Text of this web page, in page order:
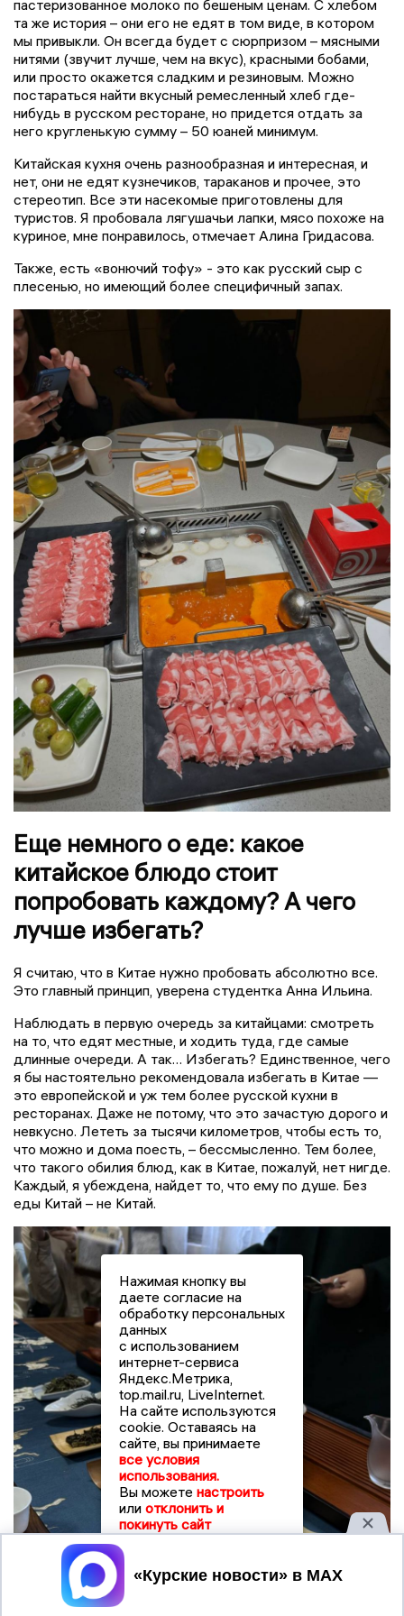
пастеризованное молоко по бешеным ценам. С хлебом
та же история – они его не едят в том виде, в котором
мы привыкли. Он всегда будет с сюрпризом – мясными
нитями (звучит лучше, чем на вкус), красными бобами,
или просто окажется сладким и резиновым. Можно
постараться найти вкусный ремесленный хлеб где-
нибудь в русском ресторане, но придется отдать за
него кругленькую сумму – 50 юаней минимум.
Китайская кухня очень разнообразная и интересная, и
нет, они не едят кузнечиков, тараканов и прочее, это
стереотип. Все эти насекомые приготовлены для
туристов. Я пробовала лягушачьи лапки, мясо похоже на
куриное, мне понравилось, отмечает Алина Гридасова.
Также, есть «вонючий тофу» - это как русский сыр с
плесенью, но имеющий более специфичный запах.
Еще немного о еде: какое
китайское блюдо стоит
попробовать каждому? А чего
лучше избегать?
Я считаю, что в Китае нужно пробовать абсолютно все.
Это главный принцип, уверена студентка Анна Ильина.
Наблюдать в первую очередь за китайцами: смотреть
на то, что едят местные, и ходить туда, где самые
длинные очереди. А так… Избегать? Единственное, чего
я бы настоятельно рекомендовала избегать в Китае —
это европейской и уж тем более русской кухни в
ресторанах. Даже не потому, что это зачастую дорого и
невкусно. Лететь за тысячи километров, чтобы есть то,
что можно и дома поесть, – бессмысленно. Тем более,
что такого обилия блюд, как в Китае, пожалуй, нет нигде.
Каждый, я убеждена, найдет то, что ему по душе. Без
еды Китай – не Китай.
Нажимая кнопку вы
даете согласие на
обработку персональных
данных
с использованием
интернет-сервиса
Яндекс.Метрика,
top.mail.ru, LiveInternet.
На сайте используются
cookie. Оставаясь на
сайте, вы принимаете
все условия
использования.
Вы можете настроить
или отклонить и
покинуть сайт
Принять